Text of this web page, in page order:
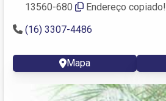
13560-680
Endereço copiado!
(16) 3307-4486
Mapa